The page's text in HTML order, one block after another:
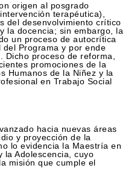
origen al posgrado
terapéutica),
del desenvolvimiento crítico
la docencia; sin embargo, la
un proceso de autocrítica
Programa y por ende
proceso de reforma,
promociones de la
Humanos de la Niñez y la
en Trabajo Social
hacia nuevas áreas
y proyección de la
lo evidencia la Maestría en
la Adolescencia, cuyo
misión que cumple el